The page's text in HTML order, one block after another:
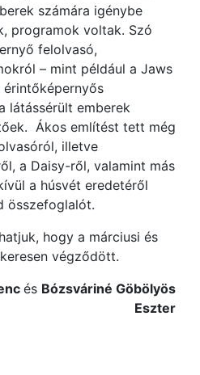
számára igénybe
programok voltak. Szó
felolvasó,
– mint például a Jaws
látássérült emberek
Ákos említést tett még
illetve
a Daisy-ről, valamint más
a húsvét eredetéről
összefoglalót.
hogy a márciusi és
végződött.
és Bózsváriné Göbölyös
Eszter